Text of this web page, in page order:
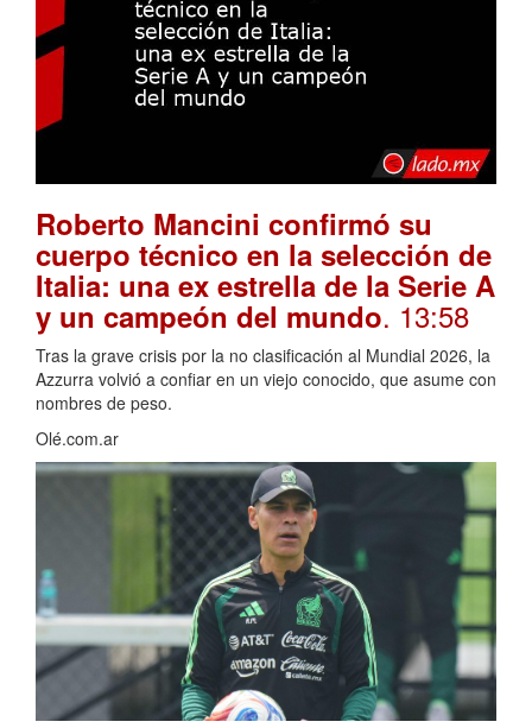
Roberto Mancini confirmó su
cuerpo técnico en la selección de
Italia: una ex estrella de la Serie A
y un campeón del mundo. 13:58
Tras la grave crisis por la no clasificación al Mundial 2026, la
Azzurra volvió a confiar en un viejo conocido, que asume con
nombres de peso.
Olé.com.ar